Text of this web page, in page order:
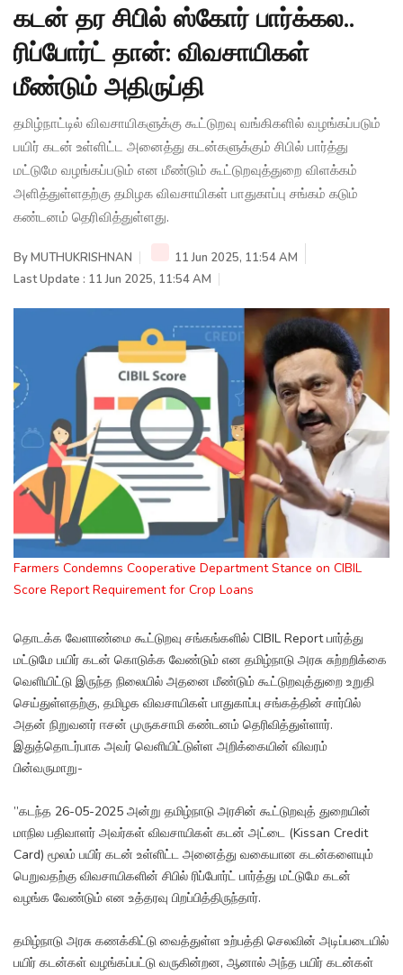
கடன் தர சிபில் ஸ்கோர் பார்க்கல..
ரிப்போர்ட் தான்: விவசாயிகள்
மீண்டும் அதிருப்தி
தமிழ்நாட்டில் விவசாயிகளுக்கு கூட்டுறவு வங்கிகளில் வழங்கப்படும்
பயிர் கடன் உள்ளிட்ட அனைத்து கடன்களுக்கும் சிபில் பார்த்து
மட்டுமே வழங்கப்படும் என மீண்டும் கூட்டுறவுத்துறை விளக்கம்
அளித்துள்ளதற்கு தமிழக விவசாயிகள் பாதுகாப்பு சங்கம் கடும்
கண்டனம் தெரிவித்துள்ளது.
ByMUTHUKRISHNAN
11 Jun 2025, 11:54 AM
Last Update : 11 Jun 2025, 11:54 AM
Farmers Condemns Cooperative Department Stance on CIBIL
Score Report Requirement for Crop Loans
தொடக்க வேளாண்மை கூட்டுறவு சங்கங்களில் CIBIL Report பார்த்து
மட்டுமே பயிர் கடன் கொடுக்க வேண்டும் என தமிழ்நாடு அரசு சுற்றறிக்கை
வெளியிட்டு இருந்த நிலையில் அதனை மீண்டும் கூட்டுறவுத்துறை உறுதி
செய்துள்ளதற்கு, தமிழக விவசாயிகள் பாதுகாப்பு சங்கத்தின் சார்பில்
அதன் நிறுவனர் ஈசன் முருகசாமி கண்டனம் தெரிவித்துள்ளார்.
இதுத்தொடர்பாக அவர் வெளியிட்டுள்ள அறிக்கையின் விவரம்
பின்வருமாறு-
”கடந்த 26-05-2025 அன்று தமிழ்நாடு அரசின் கூட்டுறவுத் துறையின்
மாநில பதிவாளர் அவர்கள் விவசாயிகள் கடன் அட்டை (Kissan Credit
Card) மூலம் பயிர் கடன் உள்ளிட்ட அனைத்து வகையான கடன்களையும்
பெறுவதற்கு விவசாயிகளின் சிபில் ரிப்போர்ட் பார்த்து மட்டுமே கடன்
வழங்க வேண்டும் என உத்தரவு பிறப்பித்திருந்தார்.
தமிழ்நாடு அரசு கணக்கிட்டு வைத்துள்ள உற்பத்தி செலவின் அடிப்படையில்
பயிர் கடன்கள் வழங்கப்பட்டு வருகின்றன, ஆனால் அந்த பயிர் கடன்கள்